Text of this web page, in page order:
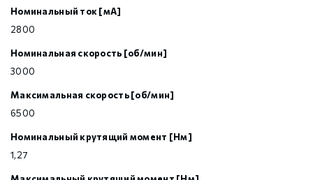
Номинальный ток [мА]
2800
Номинальная скорость [об/мин]
3000
Максимальная скорость [об/мин]
6500
Номинальный крутящий момент [Нм]
1,27